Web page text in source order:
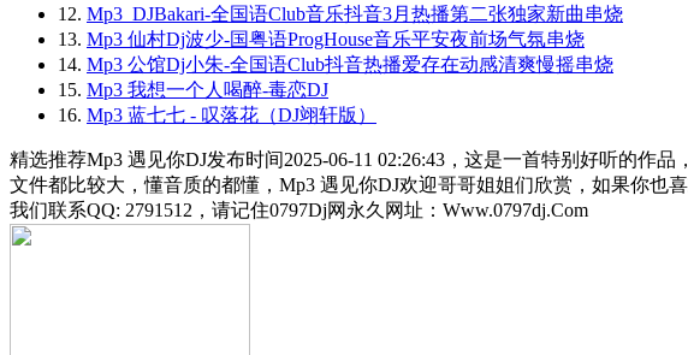
12. Mp3_DJBakari-全国语Club音乐抖音3月热播第二张独家新曲串烧
13. Mp3 仙村Dj波少-国粤语ProgHouse音乐平安夜前场气氛串烧
14. Mp3 公馆Dj小朱-全国语Club抖音热播爱存在动感清爽慢摇串烧
15. Mp3 我想一个人喝醉-毒恋DJ
16. Mp3 蓝七七 - 叹落花（DJ翊轩版）
精选推荐Mp3 遇见你DJ发布时间2025-06-11 02:26:43，这是一首特别好听的作
文件都比较大，懂音质的都懂，Mp3 遇见你DJ欢迎哥哥姐姐们欣赏，如果你也
我们联系QQ: 2791512，请记住0797Dj网永久网址：Www.0797dj.Com